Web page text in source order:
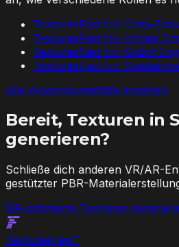
TexturesFast für Unity-
TexturesFast für Unreal
TexturesFast für Godot
TexturesFast für
Alle Anwendungsfälle ansehen
Bereit, Texturen in
generieren?
Schließe dich anderen VR/AR-
gestützter PBR-
XR-optimierte Texturen
TexturesFast™